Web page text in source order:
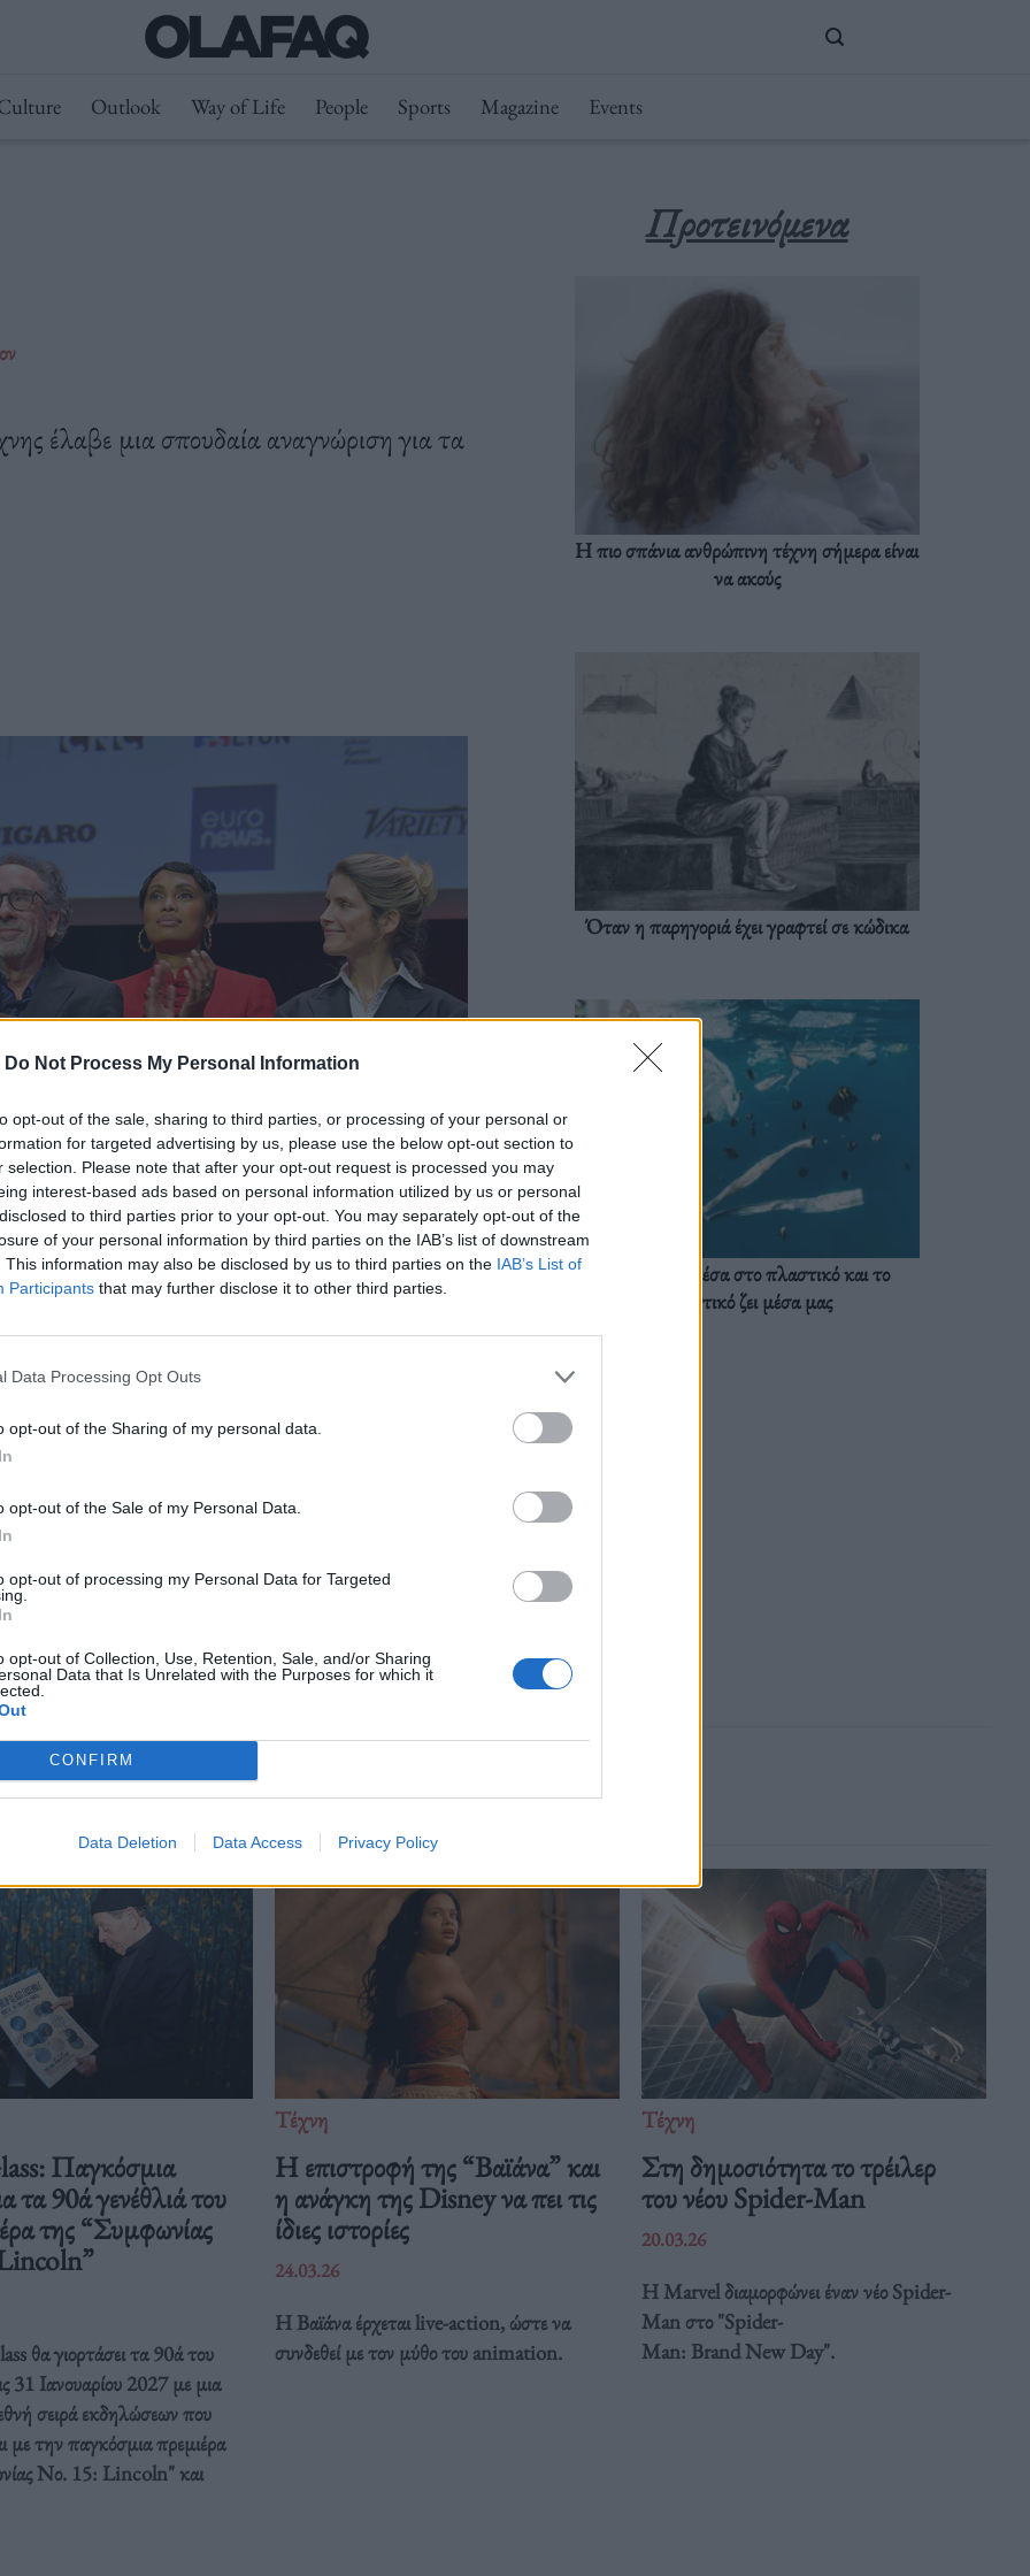
Do Not Process My Personal Information
opt-out of the sale, sharing to third parties, or processing of your personal or
for targeted advertising by us, please use the below opt-out section to
selection. Please note that after your opt-out request is processed you may
interest-based ads based on personal information utilized by us or personal
to third parties prior to your opt-out. You may separately opt-out of the
of your personal information by third parties on the IAB’s list of downstream
This information may also be disclosed by us to third parties on the IAB’s List of
Participants that may further disclose it to other third parties.
Data Processing Opt Outs
opt-out of the Sharing of my personal data.
opt-out of the Sale of my Personal Data.
opt-out of processing my Personal Data for Targeted
opt-out of Collection, Use, Retention, Sale, and/or Sharing
Data that Is Unrelated with the Purposes for which it
CONFIRM
Data Deletion Data Access Privacy Policy
Outlook Way of Life People Sports Magazine Events
έλαβε μια σπουδαία αναγνώριση για τα
έλαβε μια σπουδαία αναγνώριση
Προτεινόμενα
Η πιο σπάνια ανθρώπινη τέχνη σήμερα είναι
να ακούς
Όταν η παρηγοριά έχει γραφτεί σε κώδικα
Ζούμε ήδη μέσα στο πλαστικό και το
πλαστικό ζει μέσα μας
Δείτε επίσης
Παγκόσμια
τα 90ά γενέθλιά του
της “Συμφωνίας
θα γιορτάσει τα 90ά του
31 Ιανουαρίου 2027 με μια
σειρά εκδηλώσεων που
με την παγκόσμια πρεμιέρα
Νο. 15: Lincoln" και
Τέχνη
Η επιστροφή της “Βαϊάνα” και
η ανάγκη της Disney να πει τις
ίδιες ιστορίες
24.03.26
Η Βαϊάνα έρχεται live-action, ώστε να
συνδεθεί με τον μύθο του animation.
Τέχνη
Στη δημοσιότητα το τρέιλερ
του νέου Spider-Man
20.03.26
Η Marvel διαμορφώνει έναν νέο Spider-
Man στο "Spider-
Man: Brand New Day".